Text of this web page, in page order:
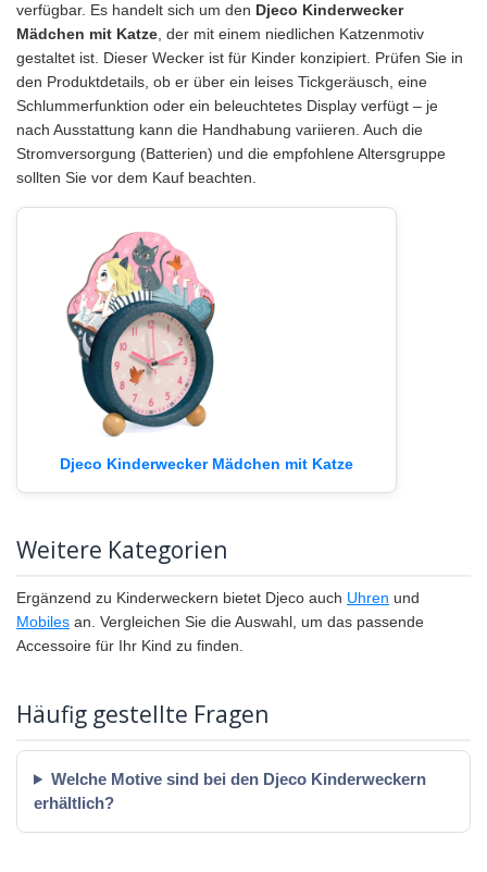
verfügbar. Es handelt sich um den Djeco Kinderwecker
Mädchen mit Katze , der mit einem niedlichen Katzenmotiv
gestaltet ist. Dieser Wecker ist für Kinder konzipiert. Prüfen Sie in
den Produktdetails, ob er über ein leises Tickgeräusch, eine
Schlummerfunktion oder ein beleuchtetes Display verfügt – je
nach Ausstattung kann die Handhabung variieren. Auch die
Stromversorgung (Batterien) und die empfohlene Altersgruppe
sollten Sie vor dem Kauf beachten.
Djeco Kinderwecker Mädchen mit Katze
Weitere Kategorien
Ergänzend zu Kinderweckern bietet Djeco auch Uhren und
Mobiles an. Vergleichen Sie die Auswahl, um das passende
Accessoire für Ihr Kind zu finden.
Häufig gestellte Fragen
Welche Motive sind bei den Djeco Kinderweckern
erhältlich?